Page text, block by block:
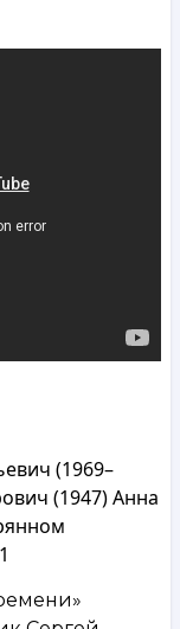
(1969–
(1947) Анна